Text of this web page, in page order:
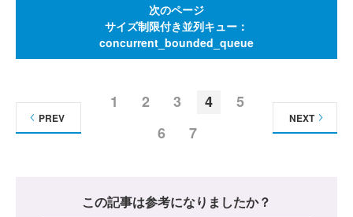
次のページ
サイズ制限付き並列キュー：
concurrent_bounded_queue
1 2 3 4
5
6
7
PREV NEXT
この記事は参考になりましたか？